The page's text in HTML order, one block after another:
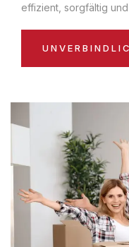
effizient, sorgfältig